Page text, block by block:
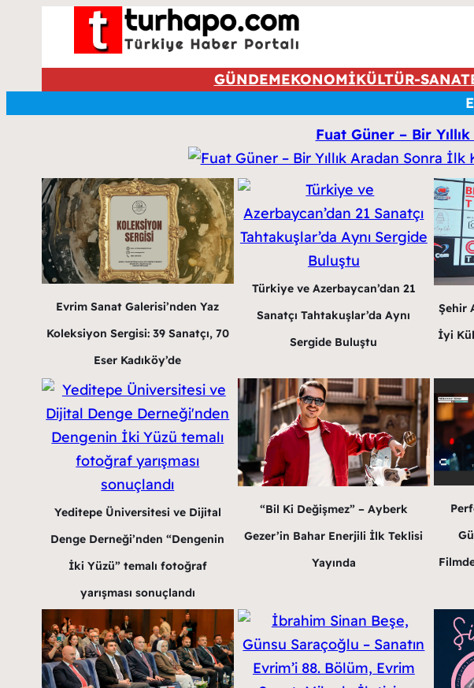
GÜNDEMEKONOMİKÜLTÜR-SANAT
Fuat Güner – Bir
Evrim Sanat Galerisi’nden Yaz
Koleksiyon Sergisi: 39 Sanatçı, 70
Eser Kadıköy’de
Türkiye ve Azerbaycan’dan 21
Sanatçı Tahtakuşlar’da Aynı
Sergide Buluştu
Şehir
İyi
Yeditepe Üniversitesi ve Dijital
Denge Derneği’nden “Dengenin
İki Yüzü” temalı fotoğraf
yarışması sonuçlandı
“Bil Ki Değişmez” – Ayberk
Gezer’in Bahar Enerjili İlk Teklisi
Yayında